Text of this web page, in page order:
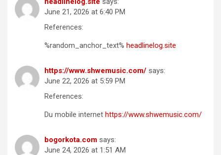
June 21, 2026 at 6:40 PM
References:
%random_anchor_text% headlinelog.site
https://www.shwemusic.com/ says:
June 22, 2026 at 5:59 PM
References:
Du mobile internet https://www.shwemusic.com/
bogorkota.com says:
June 24, 2026 at 1:51 AM